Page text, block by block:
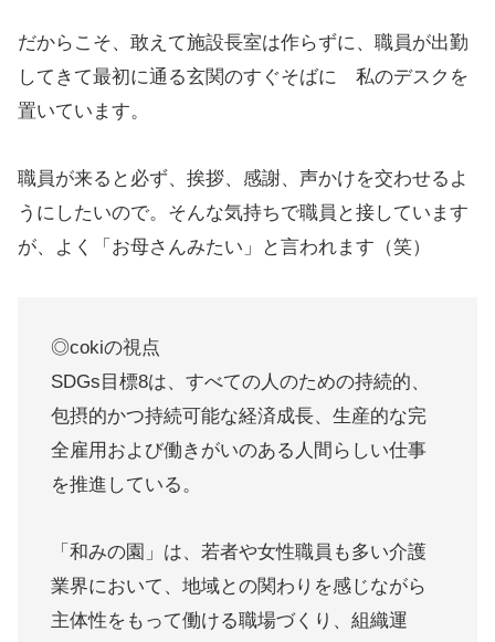
だからこそ、敢えて施設長室は作らずに、職員が出勤
してきて最初に通る玄関のすぐそばに 私のデスクを
置いています。
職員が来ると必ず、挨拶、感謝、声かけを交わせるよ
うにしたいので。そんな気持ちで職員と接しています
が、よく「お母さんみたい」と言われます（笑）
◎cokiの視点
SDGs目標8は、すべての人のための持続的、
包摂的かつ持続可能な経済成長、生産的な完
全雇用および働きがいのある人間らしい仕事
を推進している。
「和みの園」は、若者や女性職員も多い介護
業界において、地域との関わりを感じながら
主体性をもって働ける職場づくり、組織運